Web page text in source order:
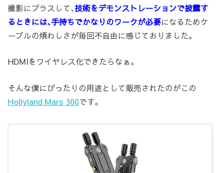
撮影にプラスして､技術をデモンストレーションで披露す
るときには､手持ちでかなりのワークが必要になるためケ
ーブルの煩わしさが毎回不自由に感じておりました。
HDMIをワイヤレス化できたらなぁ。
そんな僕にぴったりの用途として販売されたのがこの
Hollyland Mars 300です。